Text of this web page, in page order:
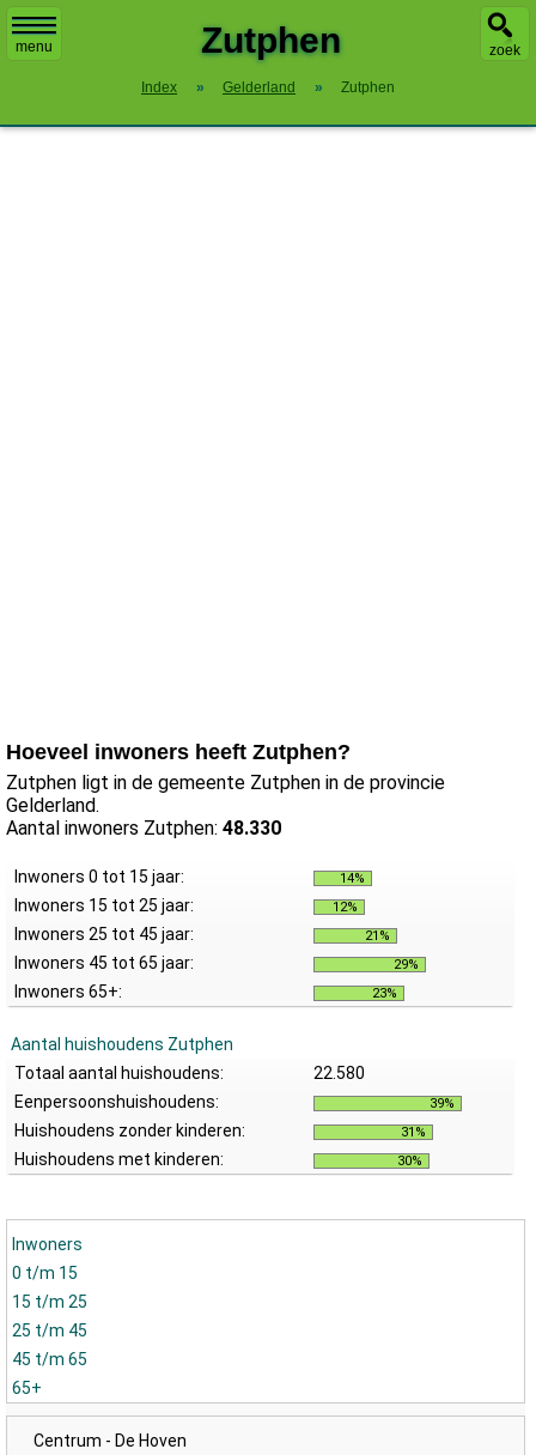
menu zoek
Zutphen
Index » Gelderland » Zutphen
Hoeveel inwoners heeft Zutphen?
Zutphen ligt in de gemeente Zutphen in de provincie
Gelderland.
Aantal inwoners Zutphen: 48.330
Inwoners 0 tot 15 jaar: 14%
Inwoners 15 tot 25 jaar: 12%
Inwoners 25 tot 45 jaar: 21%
Inwoners 45 tot 65 jaar: 29%
Inwoners 65+: 23%
Aantal huishoudens Zutphen
Totaal aantal huishoudens:
22.580
Eenpersoonshuishoudens:
39%
Huishoudens zonder kinderen: 31%
Huishoudens met kinderen: 30%
Inwoners
0 t/m 15
15 t/m 25
25 t/m 45
45 t/m 65
65+
Centrum - De Hoven